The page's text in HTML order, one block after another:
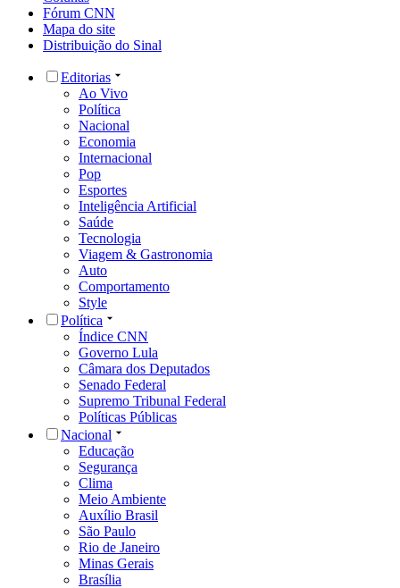
Fórum CNN
Mapa do site
Distribuição do Sinal
Editorias
Ao Vivo
Política
Nacional
Economia
Internacional
Pop
Esportes
Inteligência Artificial
Saúde
Tecnologia
Viagem & Gastronomia
Auto
Comportamento
Style
Política
Índice CNN
Governo Lula
Câmara dos Deputados
Senado Federal
Supremo Tribunal Federal
Políticas Públicas
Nacional
Educação
Segurança
Clima
Meio Ambiente
Auxílio Brasil
São Paulo
Rio de Janeiro
Minas Gerais
Brasília